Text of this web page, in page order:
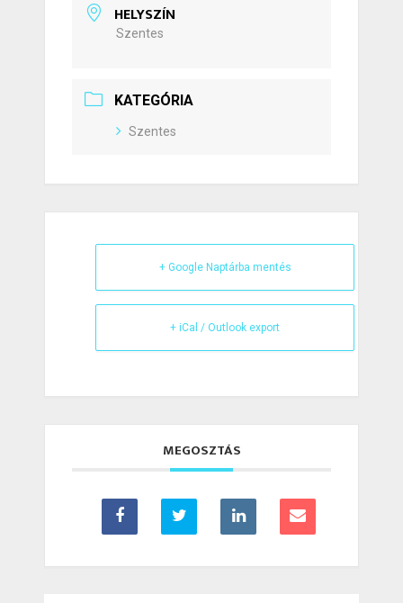
HELYSZÍN
Szentes
KATEGÓRIA
Szentes
+ Google Naptárba mentés
+ iCal / Outlook export
MEGOSZTÁS